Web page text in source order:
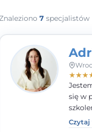
7 specjalistów
★★★
się w
status
Czytaj